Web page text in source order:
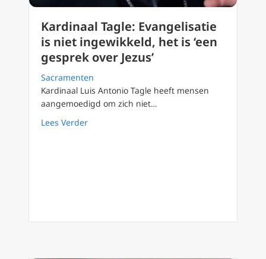
Kardinaal Tagle: Evangelisatie
is niet ingewikkeld, het is ‘een
gesprek over Jezus’
Sacramenten
Kardinaal Luis Antonio Tagle heeft mensen
aangemoedigd om zich niet…
Lees Verderabout Kardinaal Tagle: Evangelisatie is niet